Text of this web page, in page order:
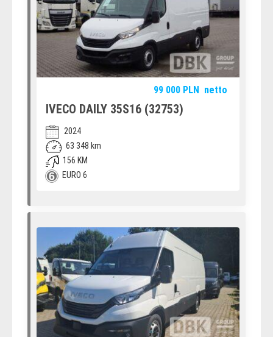
99 000 PLN netto
IVECO DAILY 35S16 (32753)
2024
63 348 km
156 KM
EURO 6